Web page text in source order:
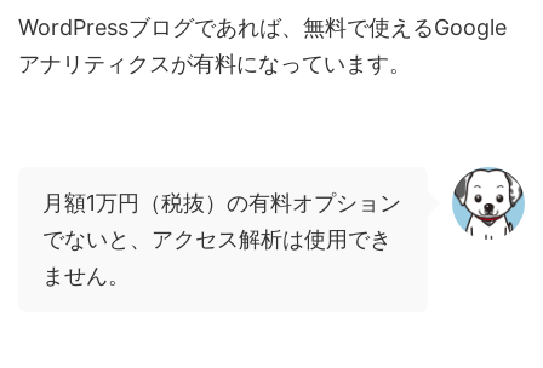
WordPressブログであれば、無料で使えるGoogle
アナリティクスが有料になっています。
月額1万円（税抜）の有料オプション
でないと、アクセス解析は使用でき
ません。